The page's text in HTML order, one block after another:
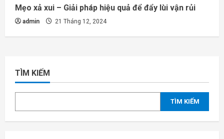
Mẹo xả xui – Giải pháp hiệu quả để đẩy lùi vận rủi
admin 21 Tháng 12, 2024
TÌM KIẾM
TÌM KIẾM